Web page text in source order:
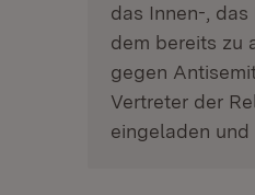
das Innen-,
dem bereits zu
gegen
Vertreter der
eingeladen und